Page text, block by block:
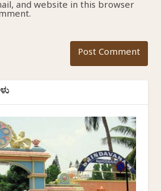
and website in this browser